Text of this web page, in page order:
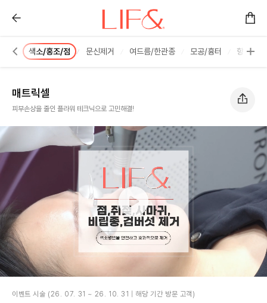
매트릭셀 :: 리프앤의원 창원점
팅 색소/홍조/점 문신제거 여드름/한관종 모공/흉터 항노화
매트릭셀
피부손상을 줄인 플라워 테크닉으로 고민해결!
이벤트 시술 (26. 07. 31 ~ 26. 10. 31 | 해당 기간 방문 고객)